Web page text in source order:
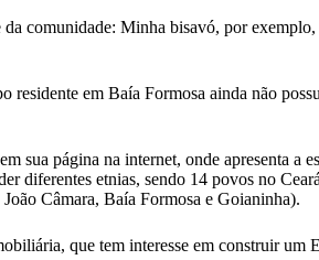
comunidade: Minha bisavó, por
em Baía Formosa ainda não
sua página na internet, onde apresenta a
diferentes etnias, sendo 14 povos no
Câmara, Baía Formosa e Goianinha).
que tem interesse em construir um